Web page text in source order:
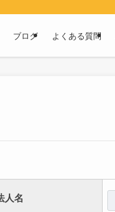
ブログ よくある質問
人名